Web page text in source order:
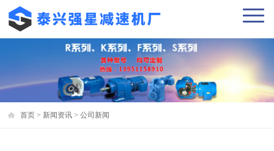
首页 > 新闻资讯 >公司新闻